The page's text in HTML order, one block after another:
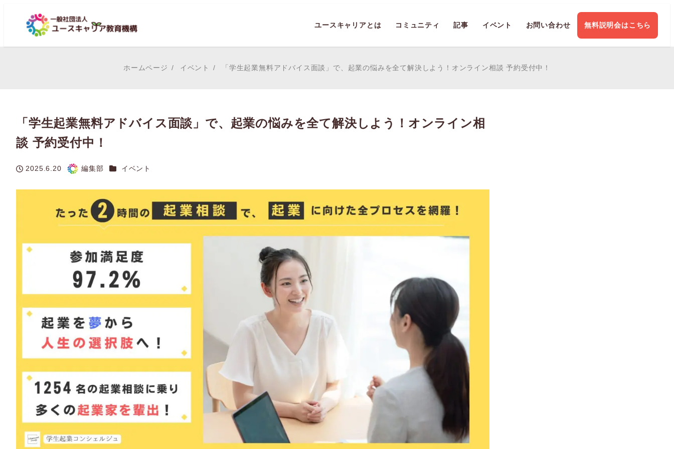
ユースキャリアとは コミュニティ 記事 イベント お問い合わせ 無料説明会はこちら
ホームページ イベント 「学生起業無料アドバイス面談」で、起業の悩みを全て解決しよう！オンライン相談 予約受付中！
「学生起業無料アドバイス面談」で、起業の悩みを全て解決しよう！オンライン相
談 予約受付中！
投稿日
2025.6.20
著
編集部 カテゴリー
イベント